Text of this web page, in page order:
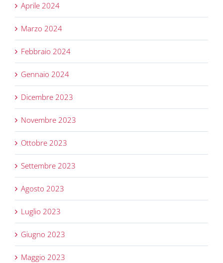
Aprile 2024
Marzo 2024
Febbraio 2024
Gennaio 2024
Dicembre 2023
Novembre 2023
Ottobre 2023
Settembre 2023
Agosto 2023
Luglio 2023
Giugno 2023
Maggio 2023